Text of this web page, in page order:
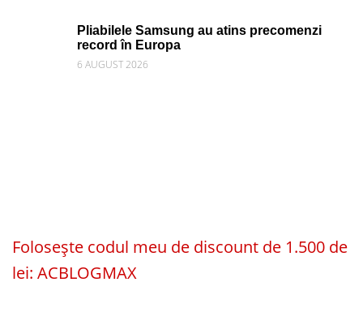
Pliabilele Samsung au atins precomenzi
record în Europa
6 AUGUST 2026
Folosește codul meu de discount de 1.500 de
lei: ACBLOGMAX